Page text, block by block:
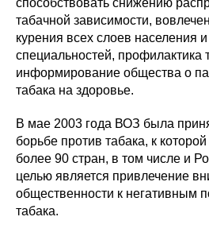
способствовать снижению
табачной зависимости,
курения всех слоев населения
специальностей, профилактика
информирование общества о
табака на здоровье.
В мае 2003 года ВОЗ была
борьбе против табака, к
более 90 стран, в том числе и
целью является привлечение
общественности к негативным
табака.